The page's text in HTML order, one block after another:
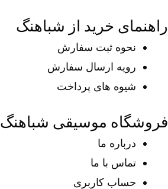
راهنمای خرید از شباهنگ
نحوه ثبت سفارش
رویه ارسال سفارش
شیوه های پرداخت
فروشگاه موسیقی شباهنگ
درباره ما
تماس با ما
حساب کاربری